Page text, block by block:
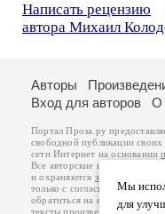
Написать рецензию
автора Михаил
Мы
для
Авторы
Вход для авторов
О
Портал Проза.ру
свободной публикации
сети Интернет на основании
Все авторские права на
и охраняются законом
.
только с согласия его
обратиться на его авторской
тексты произведений авторы